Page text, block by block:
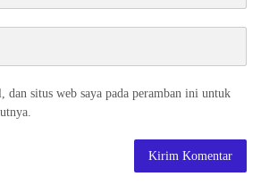
dan situs web saya pada peramban ini untuk